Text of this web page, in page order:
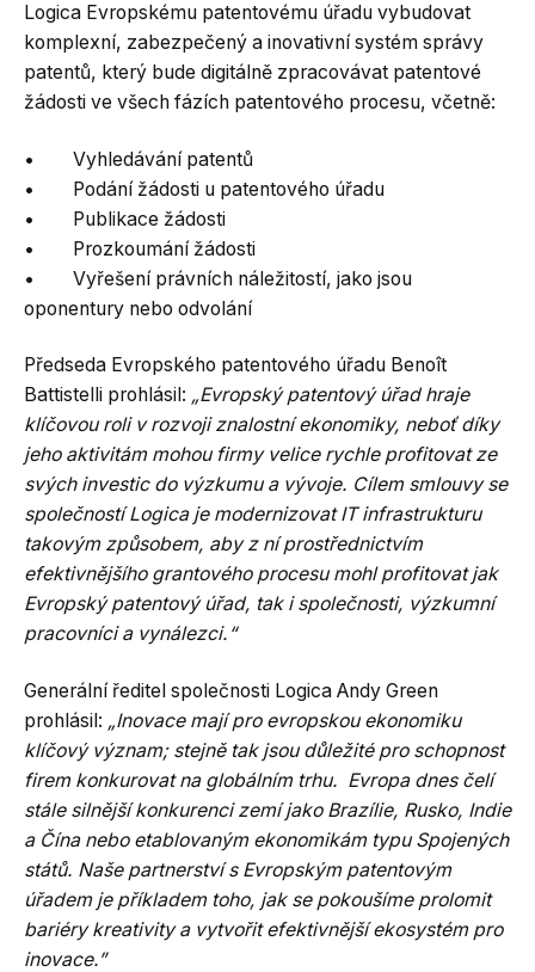
Logica Evropskému patentovému úřadu vybudovat
komplexní, zabezpečený a inovativní systém správy
patentů, který bude digitálně zpracovávat patentové
žádosti ve všech fázích patentového procesu, včetně:
• Vyhledávání patentů
• Podání žádosti u patentového úřadu
• Publikace žádosti
• Prozkoumání žádosti
• Vyřešení právních náležitostí, jako jsou
oponentury nebo odvolání
Předseda Evropského patentového úřadu Benoît
Battistelli prohlásil: „Evropský patentový úřad hraje
klíčovou roli v rozvoji znalostní ekonomiky, neboť díky
jeho aktivitám mohou firmy velice rychle profitovat ze
svých investic do výzkumu a vývoje. Cílem smlouvy se
společností Logica je modernizovat IT infrastrukturu
takovým způsobem, aby z ní prostřednictvím
efektivnějšího grantového procesu mohl profitovat jak
Evropský patentový úřad, tak i společnosti, výzkumní
pracovníci a vynálezci.“
Generální ředitel společnosti Logica Andy Green
prohlásil: „Inovace mají pro evropskou ekonomiku
klíčový význam; stejně tak jsou důležité pro schopnost
firem konkurovat na globálním trhu. Evropa dnes čelí
stále silnější konkurenci zemí jako Brazílie, Rusko, Indie
a Čína nebo etablovaným ekonomikám typu Spojených
států. Naše partnerství s Evropským patentovým
úřadem je příkladem toho, jak se pokoušíme prolomit
bariéry kreativity a vytvořit efektivnější ekosystém pro
inovace.”